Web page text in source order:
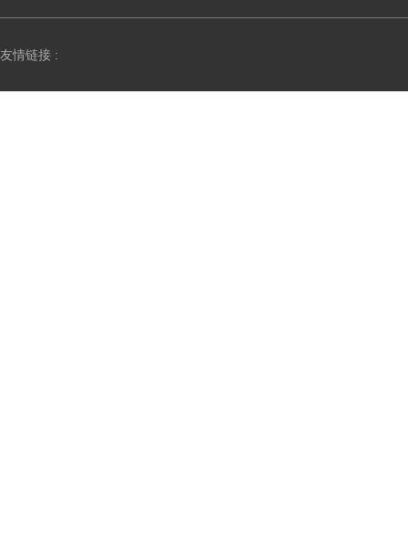
友情链接 :